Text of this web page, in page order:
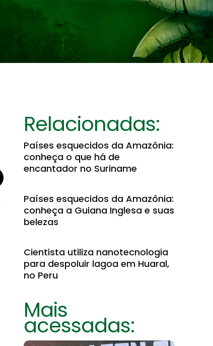
Relacionadas:
Países esquecidos da Amazônia:
conheça o que há de
encantador no Suriname
Países esquecidos da Amazônia:
conheça a Guiana Inglesa e suas
belezas
Cientista utiliza nanotecnologia
para despoluir lagoa em Huaral,
no Peru
Mais
acessadas: